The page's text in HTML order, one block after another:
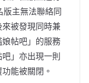
主無法聯絡同
被發現同時兼
帖吧」的服務
」亦出現一則
能被關閉。